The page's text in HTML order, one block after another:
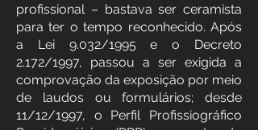
profissional – bastava ser ceramista
para ter o tempo reconhecido. Após
a Lei 9.032/1995 e o Decreto
2.172/1997, passou a ser exigida a
comprovação da exposição por meio
de laudos ou formulários; desde
11/12/1997, o Perfil Profissiográfico